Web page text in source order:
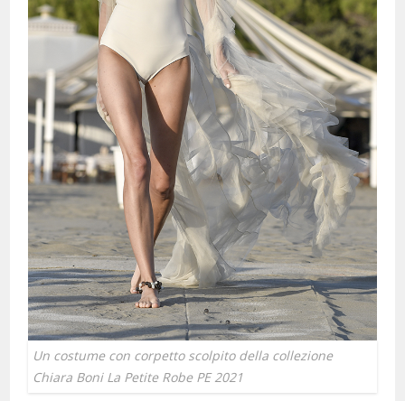
Un costume con corpetto scolpito della collezione
Chiara Boni La Petite Robe PE 2021